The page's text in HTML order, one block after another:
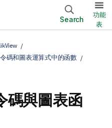
Search
功能
表
碼和圖表運算式中的函數
碼與圖表函